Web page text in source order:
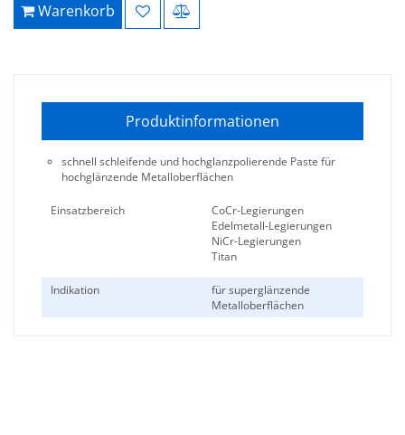
Warenkorb
Produktinformationen
schnell schleifende und hochglanzpolierende Paste für
hochglänzende Metalloberflächen
Einsatzbereich
CoCr-Legierungen
Edelmetall-Legierungen
NiCr-Legierungen
Titan
Indikation
für superglänzende
Metalloberflächen